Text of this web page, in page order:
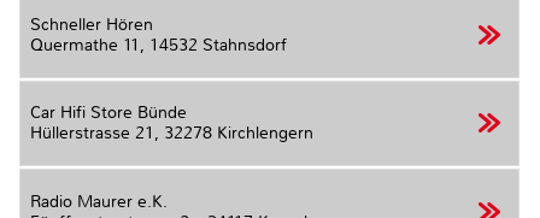
Schneller Hören
Quermathe 11, 14532 Stahnsdorf
Car Hifi Store Bünde
Hüllerstrasse 21, 32278 Kirchlengern
Radio Maurer e.K.